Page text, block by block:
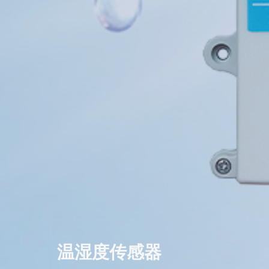
温湿度传感器